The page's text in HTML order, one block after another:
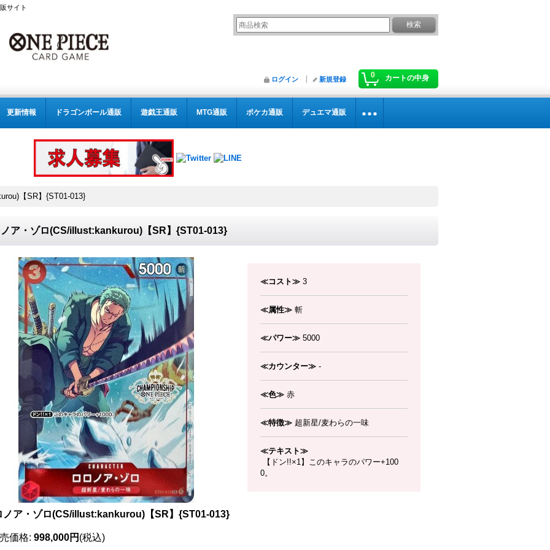
サイト
0 カートの中身
ログイン 新規登録
更新情報 ドラゴンボール通販 遊戯王通販 MTG通販 ポケカ通販 デュエマ通販
【SR】{ST01-013}
ア・ゾロ(CS/illust:kankurou)【SR】{ST01-013}
≪コスト≫ 3
≪属性≫ 斬
≪パワー≫ 5000
≪カウンター≫ -
≪色≫ 赤
≪特徴≫ 超新星/麦わらの一味
≪テキスト≫
【ドン!!×1】このキャラのパワー+100
0。
ノア・ゾロ(CS/illust:kankurou)【SR】{ST01-013}
価格: 998,000円 (税込)